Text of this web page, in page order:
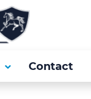
Contact